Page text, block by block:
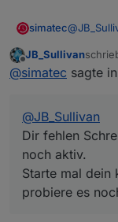
ERR!
ERR!
npm
ERR!
simatec@
aktiv.
Starte
Offline
JB_Sullivan
@simatec sagte in
@JB_Sullivan
Dir fehlen
noch aktiv.
Starte mal dein
probiere es